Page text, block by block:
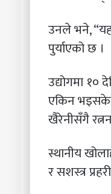
उनले भने,
पुर्याएको छ ।
उद्योगमा १०
एकिन
खैरेनीसँगै
स्थानीय
र सशस्त्र